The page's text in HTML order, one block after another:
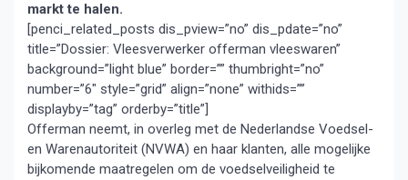
markt te halen.
[penci_related_posts dis_pview=”no” dis_pdate=”no”
title=”Dossier: Vleesverwerker offerman vleeswaren”
background=”light blue” border=”” thumbright=”no”
number=”6″ style=”grid” align=”none” withids=””
displayby=”tag” orderby=”title”]
Offerman neemt, in overleg met de Nederlandse Voedsel-
en Warenautoriteit (NVWA) en haar klanten, alle mogelijke
bijkomende maatregelen om de voedselveiligheid te